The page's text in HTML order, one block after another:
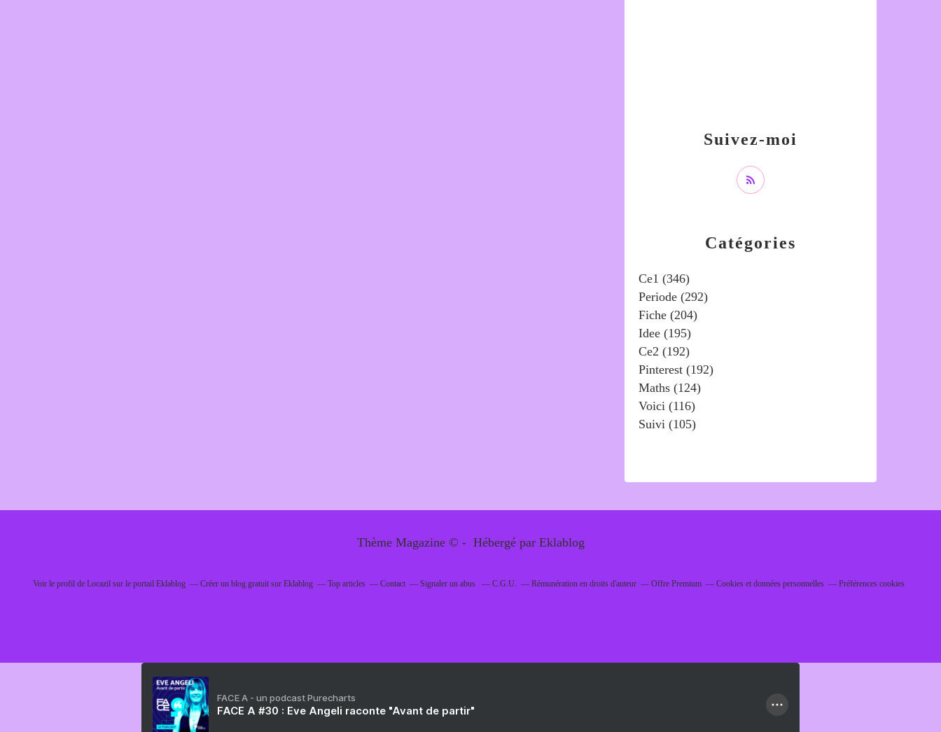
Catégories
Ce1 (346)
Periode (292)
Fiche (204)
Idee (195)
Ce2 (192)
Pinterest (192)
Maths (124)
Voici (116)
Suivi (105)
Suivez-moi
Thème Magazine © - Hébergé par Eklablog
Voir le profil de Locazilsur le portail Eklablog Créer un blog gratuit sur Eklablog Top articles Contact Signaler un abus C.G.U. Rémunération en droits d'auteur Offre Premium Cookies et données personnelles Préférences cookies
FACE A - un podcast Purecharts
FACE A #30 : Eve Angeli raconte "Avant de partir"